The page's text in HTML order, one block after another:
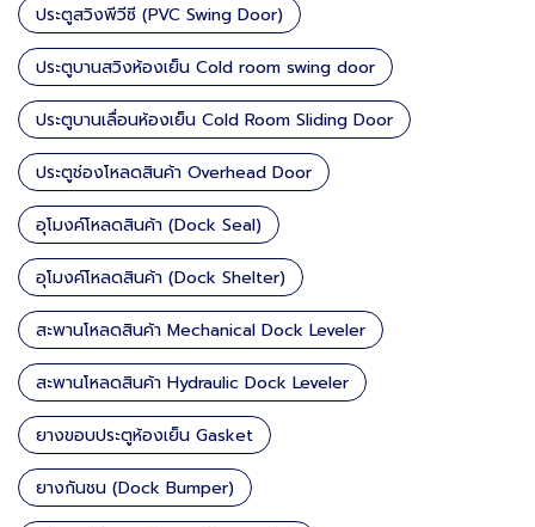
ประตูสวิงพีวีซี (PVC Swing Door)
ประตูบานสวิงห้องเย็น Cold room swing door
ประตูบานเลื่อนห้องเย็น Cold Room Sliding Door
ประตูช่องโหลดสินค้า Overhead Door
อุโมงค์โหลดสินค้า (Dock Seal)
อุโมงค์โหลดสินค้า (Dock Shelter)
สะพานโหลดสินค้า Mechanical Dock Leveler
สะพานโหลดสินค้า Hydraulic Dock Leveler
ยางขอบประตูห้องเย็น Gasket
ยางกันชน (Dock Bumper)